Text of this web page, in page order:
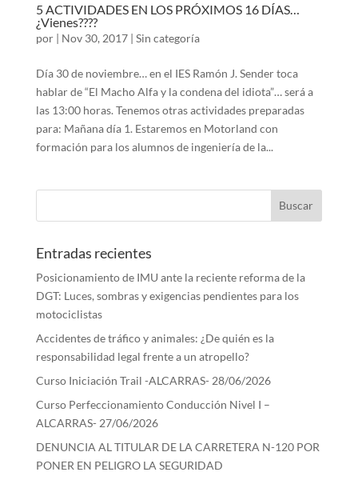
5 ACTIVIDADES EN LOS PRÓXIMOS 16 DÍAS…
¿Vienes????
por | Nov 30, 2017| Sin categoría
Día 30 de noviembre… en el IES Ramón J. Sender toca
hablar de “El Macho Alfa y la condena del idiota”… será a
las 13:00 horas. Tenemos otras actividades preparadas
para: Mañana día 1. Estaremos en Motorland con
formación para los alumnos de ingeniería de la...
Entradas recientes
Posicionamiento de IMU ante la reciente reforma de la
DGT: Luces, sombras y exigencias pendientes para los
motociclistas
Accidentes de tráfico y animales: ¿De quién es la
responsabilidad legal frente a un atropello?
Curso Iniciación Trail -ALCARRAS- 28/06/2026
Curso Perfeccionamiento Conducción Nivel I –
ALCARRAS- 27/06/2026
DENUNCIA AL TITULAR DE LA CARRETERA N-120 POR
PONER EN PELIGRO LA SEGURIDAD